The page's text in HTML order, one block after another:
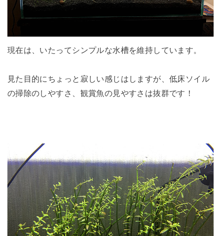
現在は、いたってシンプルな水槽を維持しています。
見た目的にちょっと寂しい感じはしますが、低床ソイル
の掃除のしやすさ、観賞魚の見やすさは抜群です！